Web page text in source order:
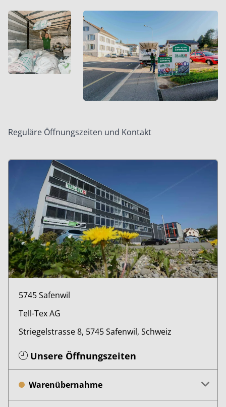
Reguläre Öffnungszeiten und Kontakt
5745 Safenwil
Tell-Tex AG
Striegelstrasse 8, 5745 Safenwil, Schweiz
Unsere Öffnungszeiten
Warenübernahme